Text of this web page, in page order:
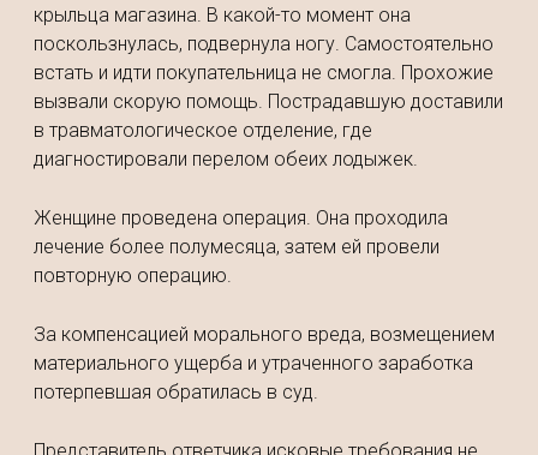
крыльца магазина. В какой-то момент она
поскользнулась, подвернула ногу. Самостоятельно
встать и идти покупательница не смогла. Прохожие
вызвали скорую помощь. Пострадавшую доставили
в травматологическое отделение, где
диагностировали перелом обеих лодыжек.
Женщине проведена операция. Она проходила
лечение более полумесяца, затем ей провели
повторную операцию.
За компенсацией морального вреда, возмещением
материального ущерба и утраченного заработка
потерпевшая обратилась в суд.